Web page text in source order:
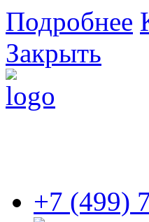
Подробнее
Закрыть
+7 (499)